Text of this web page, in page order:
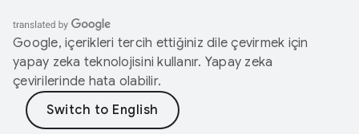
Google, içerikleri tercih ettiğiniz dile çevirmek için
yapay zeka teknolojisini kullanır. Yapay zeka
çevirilerinde hata olabilir.